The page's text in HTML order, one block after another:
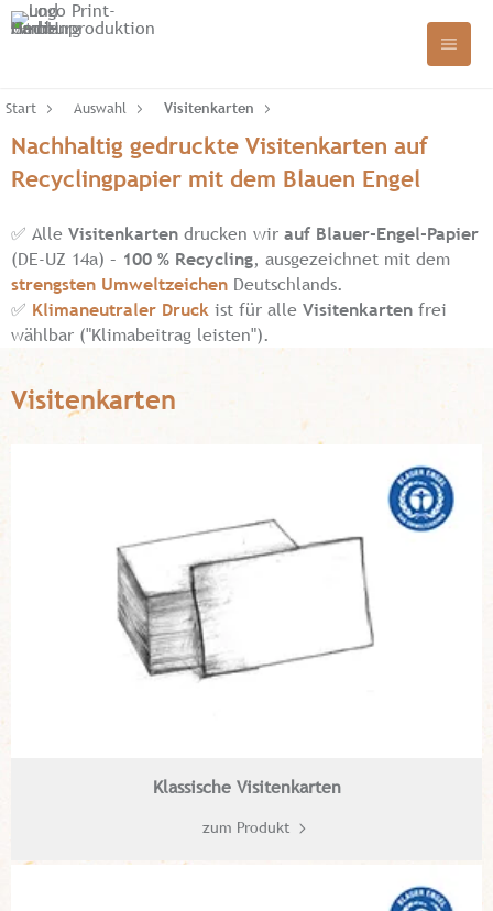
Start Auswahl Visitenkarten
Nachhaltig gedruckte Visitenkarten auf
Recyclingpapier mit dem Blauen Engel
✅ Alle Visitenkarten drucken wir auf Blauer-Engel-Papier
(DE-UZ 14a) – 100 % Recycling, ausgezeichnet mit dem
strengsten Umweltzeichen Deutschlands.
✅ Klimaneutraler Druck ist für alle Visitenkarten frei
wählbar ("Klimabeitrag leisten").
Visitenkarten
Klassische Visitenkarten
zum Produkt